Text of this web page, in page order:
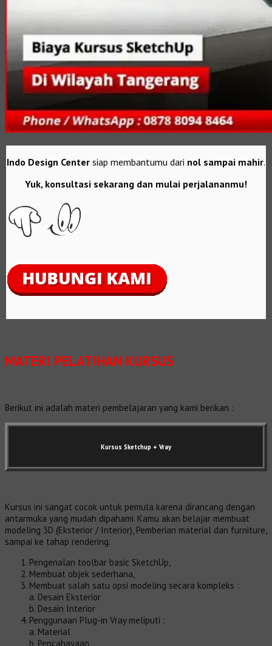
Indo Design Center siap membantumu dari nol sampai mahir.
Yuk, konsultasi sekarang dan mulai perjalananmu!
MATERI PELATIHAN KURSUS
Berikut ini adalah materi pembelajaran yang kami berikan :
Kursus Sketchup + Vray
Kursus ini sangat cocok untuk pemula karena dirancang dengan
antarmuka yang mudah dipahami. Kamu akan belajar membuat
modeling 3D (Eksterior / Interior), Pemberian material dan furniture,
sampai ke tahap rendering.
Pengenalan toolbar basic SketchUp,
Membuat objek sederhana,
Membuat salah satu opsi modeling secara kompleks :
a. Desain Eksterior
b. Desain Interior
Penggunaan Plug-in Vray meliputi :
a. Material
b. Pencahayaan